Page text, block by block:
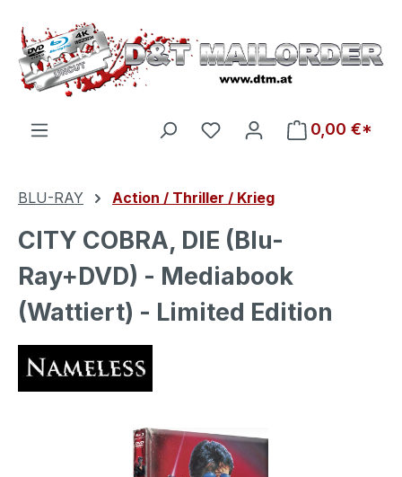
Zum Hauptinhalt springen
Du hast 0 Produkte auf
0,00 €*
BLU-RAY Action / Thriller / Krieg
CITY COBRA, DIE (Blu-
Ray+DVD) - Mediabook
(Wattiert) - Limited Edition
Bildergalerie überspringen